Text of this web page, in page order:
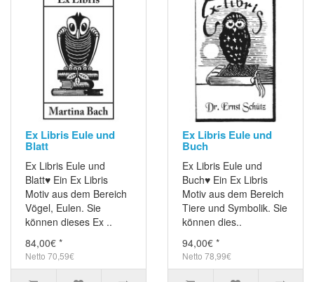
Ex Libris Eule und
Blatt
Ex Libris Eule und
Blatt♥ Ein Ex Libris
Motiv aus dem Bereich
Vögel, Eulen. Sie
können dieses Ex ..
84,00€ *
Netto 70,59€
Ex Libris Eule und
Buch
Ex Libris Eule und
Buch♥ Ein Ex Libris
Motiv aus dem Bereich
Tiere und Symbolik. Sie
können dies..
94,00€ *
Netto 78,99€